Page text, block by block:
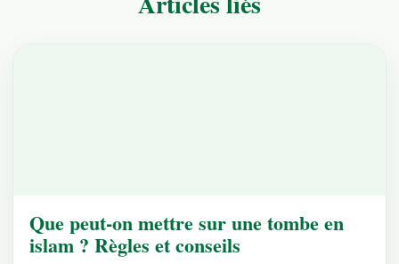
Que peut-on mettre sur une tombe en
islam ? Règles et conseils